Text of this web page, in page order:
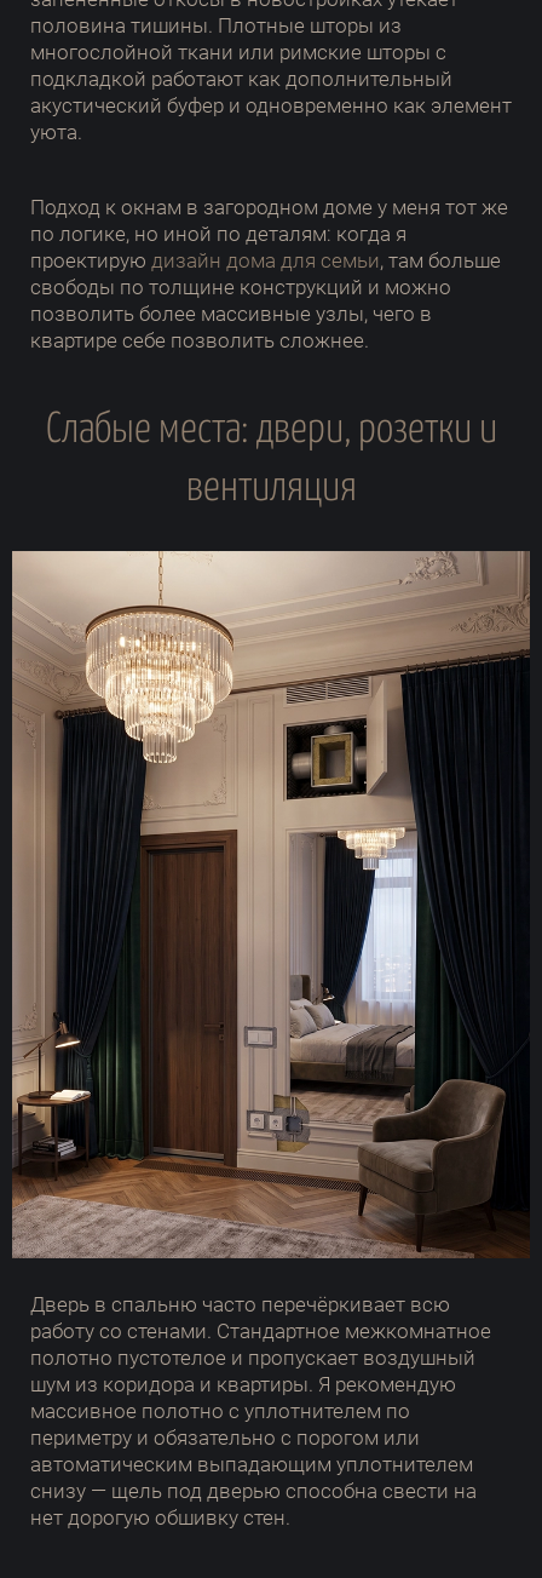
половина тишины. Плотные шторы из
многослойной ткани или римские шторы с
подкладкой работают как дополнительный
акустический буфер и одновременно как элемент
уюта.
Подход к окнам в загородном доме у меня тот же
по логике, но иной по деталям: когда я
проектирую дизайн дома для семьи, там больше
свободы по толщине конструкций и можно
позволить более массивные узлы, чего в
квартире себе позволить сложнее.
Слабые места: двери, розетки и
вентиляция
Дверь в спальню часто перечёркивает всю
работу со стенами. Стандартное межкомнатное
полотно пустотелое и пропускает воздушный
шум из коридора и квартиры. Я рекомендую
массивное полотно с уплотнителем по
периметру и обязательно с порогом или
автоматическим выпадающим уплотнителем
снизу — щель под дверью способна свести на
нет дорогую обшивку стен.